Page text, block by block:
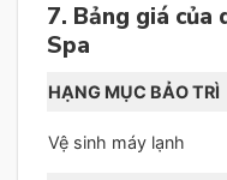
7. Bảng giá của
Spa
HẠNG MỤC BẢO TRÌ
Vệ sinh máy lạnh